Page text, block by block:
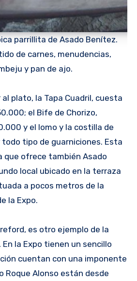
parrillita de Asado Benítez.
de carnes, menudencias,
y pan de ajo.
plato, la Tapa Cuadril, cuesta
el Bife de Chorizo,
y el lomo y la costilla de
todo tipo de guarniciones. Esta
que ofrece también Asado
local ubicado en la terraza
a pocos metros de la
la Expo.
es otro ejemplo de la
la Expo tienen un sencillo
cuentan con una imponente
Roque Alonso están desde